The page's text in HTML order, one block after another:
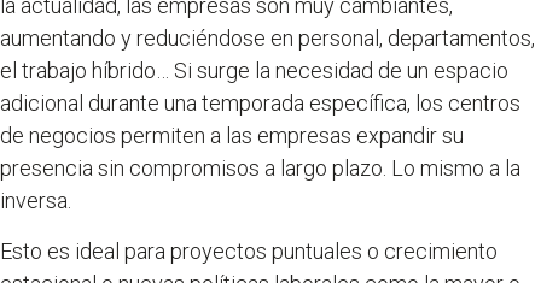
la actualidad, las empresas son muy cambiantes,
aumentando y reduciéndose en personal, departamentos,
el trabajo híbrido… Si surge la necesidad de un espacio
adicional durante una temporada específica, los centros
de negocios permiten a las empresas expandir su
presencia sin compromisos a largo plazo. Lo mismo a la
inversa.
Esto es ideal para proyectos puntuales o crecimiento